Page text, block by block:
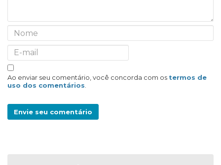
Ao enviar seu comentário, você concorda com os termos de
uso dos comentários
Envie seu comentário